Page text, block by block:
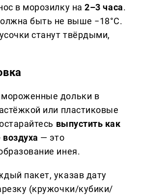
в морозилку на2–3 часа.
быть не выше −18°C.
станут твёрдыми,
дольки в
или пластиковые
выпустить как
— это
инея.
пакет, указав дату
(кружочки/кубики/